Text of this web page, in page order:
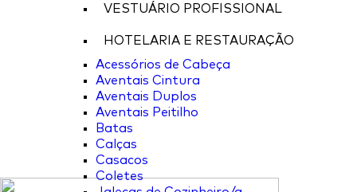
VESTUÁRIO PROFISSIONAL
HOTELARIA E RESTAURAÇÃO
Acessórios de Cabeça
Aventais Cintura
Aventais Duplos
Aventais Peitilho
Batas
Calças
Casacos
Coletes